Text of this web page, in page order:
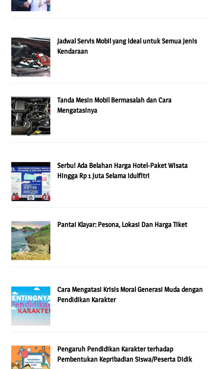
Jadwal Servis Mobil yang Ideal untuk Semua Jenis
Kendaraan
Tanda Mesin Mobil Bermasalah dan Cara
Mengatasinya
Serbu! Ada Belahan Harga Hotel-Paket Wisata
Hingga Rp 1 Juta Selama Idulfitri
Pantai Klayar: Pesona, Lokasi Dan Harga Tiket
Cara Mengatasi Krisis Moral Generasi Muda dengan
Pendidikan Karakter
Pengaruh Pendidikan Karakter terhadap
Pembentukan Kepribadian Siswa/Peserta Didik